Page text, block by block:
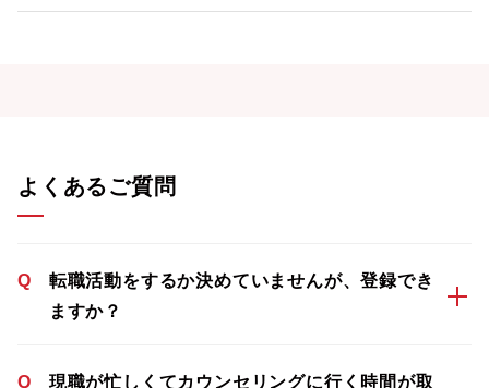
よくあるご質問
Q
転職活動をするか決めていませんが、登録でき
ますか？
Q
現職が忙しくてカウンセリングに行く時間が取